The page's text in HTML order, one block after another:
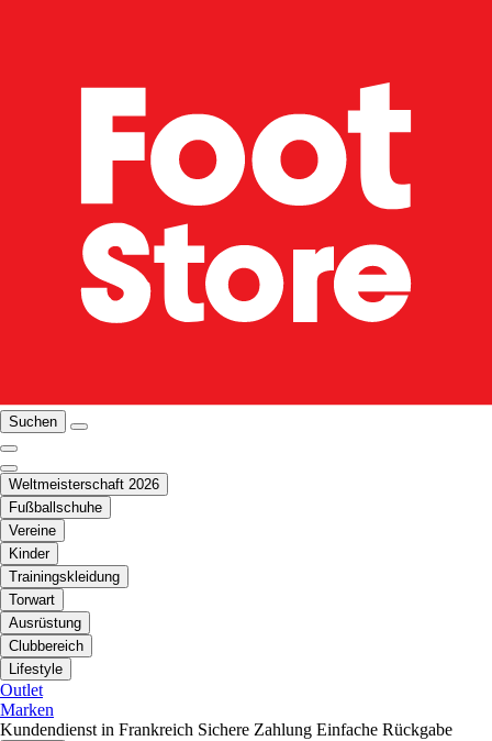
Suchen
Weltmeisterschaft 2026
Fußballschuhe
Vereine
Kinder
Trainingskleidung
Torwart
Ausrüstung
Clubbereich
Lifestyle
Outlet
Marken
Kundendienst in Frankreich Sichere Zahlung Einfache Rückgabe